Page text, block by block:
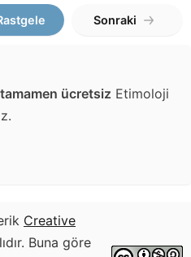
Sonraki
tamamen ücretsiz Etimoloji
Creative
Buna göre